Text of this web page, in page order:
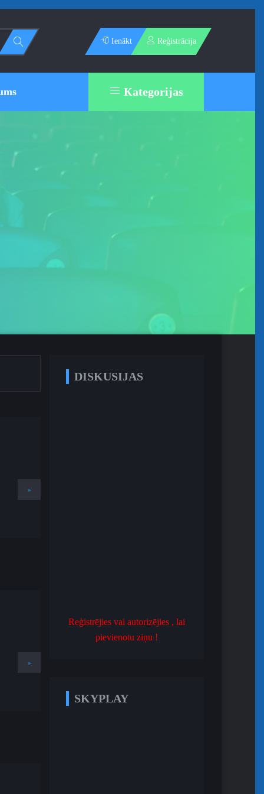
Ienākt Reģistrācija
Каtegorijas
»
»
DISKUSIJAS
Reģistrējies vai autorizējies , lai
pievienotu ziņu !
SKYPLAY